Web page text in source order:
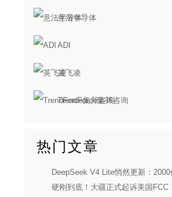
意法半导体
ADI
英飞凌
TrendForce集邦咨询
热门文章